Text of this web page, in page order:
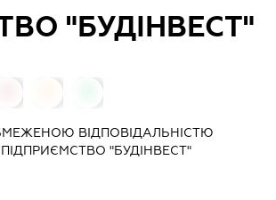
"БУДІНВЕСТ"
ВІДПОВІДАЛЬНІСТЮ
"БУДІНВЕСТ"